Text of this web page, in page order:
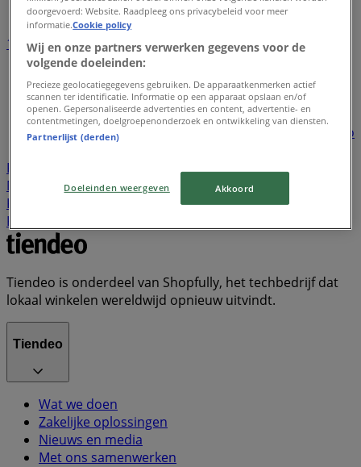
1 345
22
Lidl
Dirk Plus Aldi Kruidvat Nettorama
Action
Albert Heijn Vomar Hoogvliet
Dekamarkt
Wibra
Medipoint Scapino
Hubo
Poiesz
Decathlon Expert Etos
Markt
Zara Tanger Markt Primera
Makro
Kwantum
Praxis Naanhof
Ter Stal
Kik
Tiendeo is onderdeel van Shopfully, het techbedrijf dat
lokaal winkelen wereldwijd opnieuw uitvindt.
Tiendeo
Wat we doen
Zakelijke oplossingen
Nieuws en media
Met ons samenwerken
doorgevoerd: Website. Raadpleeg ons privacybeleid voor meer
informatie.Cookie policy
Wij en onze partners verwerken gegevens voor de
volgende doeleinden:
Precieze geolocatiegegevens gebruiken. De apparaatkenmerken actief
scannen ter identificatie. Informatie op een apparaat opslaan en/of
openen. Gepersonaliseerde advertenties en content, advertentie- en
contentmetingen, doelgroepenonderzoek en ontwikkeling van diensten.
Partnerlijst (derden)
Doeleinden weergeven Akkoord